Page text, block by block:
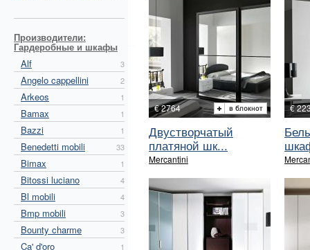
Производители:
Гардеробные и шкафы
Alf
3
Angelo cappellini 2
Arkeos 1
Bamax 1
Bazzi 1
Benedetti mobili 33
Bimax 1
Bitossi luciano 4
Bl mobili 4
Bmp mobili 3
Bounty charme 3
Ca' d'oro 1
€ 2764
Двустворчатый
платяной шк...
Mercantini
€